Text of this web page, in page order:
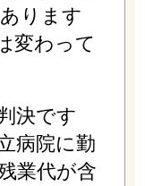
ります
変わって
決です
病院に勤
業代が含